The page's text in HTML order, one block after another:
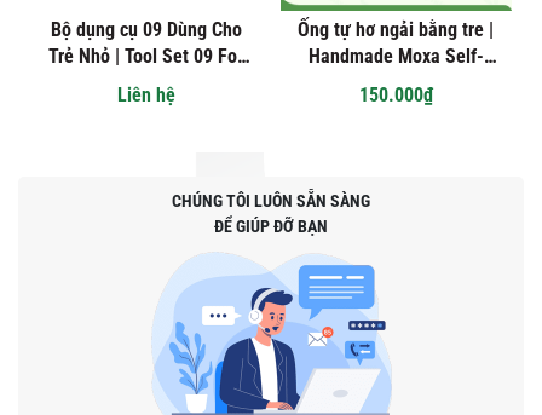
Bộ dụng cụ 09 Dùng Cho
Trẻ Nhỏ | Tool Set 09 For
Kids
Liên hệ
Ống tự hơ ngải bằng tre |
Handmade Moxa Self-
treatment Bamboo Tube
150.000₫
CHÚNG TÔI LUÔN SẴN SÀNG
ĐỂ GIÚP ĐỠ BẠN